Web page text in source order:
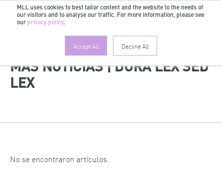
MLL uses cookies to best tailor content and the website to the needs of
our visitors and to analyse our traffic. For more information, please see
our privacy policy.
Accept All Decline All
ES
MÁS NOTICIAS | DURA LEX SED
LEX
No se encontraron artículos.